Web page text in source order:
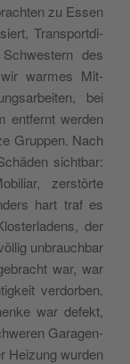
zu Essen
Trans­port­di­
des
wir warmes Mit­
bei
ent­fer­nt wer­den
Grup­pen. Nach
sicht­bar:
zer­störte
hart traf es
der
unbrauch­bar
war, war
ver­dor­ben.
war defekt,
Gara­gen­
Heizung wur­den